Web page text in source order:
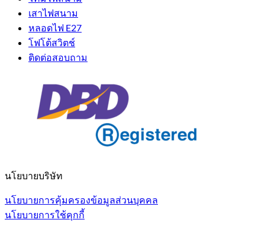
เสาไฟสนาม
หลอดไฟ E27
โฟโต้สวิตช์
ติดต่อสอบถาม
นโยบายบริษัท
นโยบายการคุ้มครองข้อมูลส่วนบุคคล
นโยบายการใช้คุกกี้